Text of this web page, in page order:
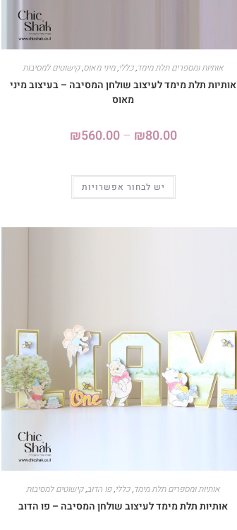
אותיות ומספרים תלת מימד,כללי,מיני מאוס,קישוטים למסיבות
אותיות תלת מימד לעיצוב שולחן המסיבה – בעיצוב מיני
מאוס
₪80.00
–
₪560.00
יש לבחור אפשרויות
אותיות ומספרים תלת מימד,כללי,פו הדוב,קישוטים למסיבות
אותיות תלת מימד לעיצוב שולחן המסיבה – פו הדוב